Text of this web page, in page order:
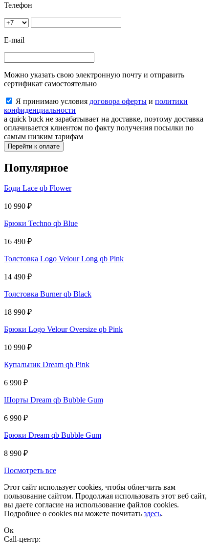
Телефон
E-mail
Можно указать свою электронную почту и отправить
сертификат самостоятельно
Я принимаю условия договора оферты и политики
конфиденциальности
a quick buck не зарабатывает на доставке, поэтому доставка
оплачивается клиентом по факту получения посылки по
самым низким тарифам
Перейти к оплате
Популярное
Боди Lace qb Flower
10 990 ₽
Брюки Techno qb Blue
16 490 ₽
Толстовка Logo Velour Long qb Pink
14 490 ₽
Толстовка Burner qb Black
18 990 ₽
Брюки Logo Velour Oversize qb Pink
10 990 ₽
Купальник Dream qb Pink
6 990 ₽
Шорты Dream qb Bubble Gum
6 990 ₽
Брюки Dream qb Bubble Gum
8 990 ₽
Посмотреть все
Этот сайт использует cookies, чтобы облегчить вам
пользование сайтом. Продолжая использовать этот веб сайт,
вы даете согласие на использование файлов cookies.
Подробнее о cookies вы можете почитать здесь.
Ок
Сall-центр: